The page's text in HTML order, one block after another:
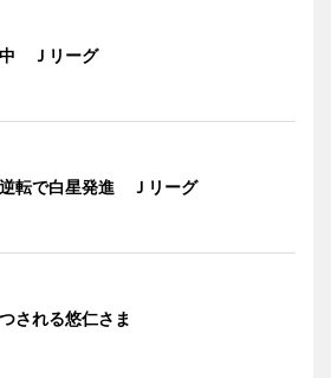
Ｊリーグ
転で白星発進 Ｊリーグ
される悠仁さま